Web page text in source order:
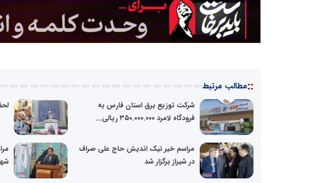
::مطالب مرتبط
شرکت توزیع برق استان فارس به
فرودگاه لامرد ٣۵۰.۰۰۰.۰۰۰ ریالی...
مراسم خیر نیک اندیش حاج علی صراف
در شیراز برگزار شد